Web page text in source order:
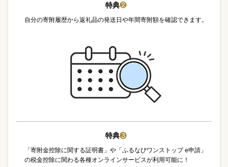
特典❷
自分の寄附履歴から返礼品の発送日や年間寄附額を確認できます。
特典❸
「寄附金控除に関する証明書」や「ふるなびワンストップ e申請」
の税金控除に関わる各種オンラインサービスが利用可能に！